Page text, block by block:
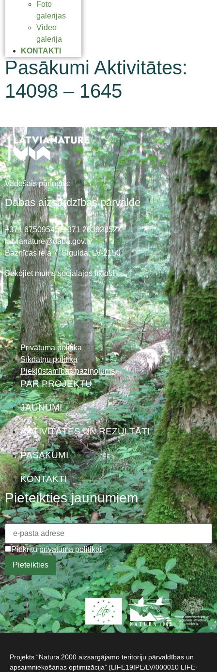
Foto
galerijas
Video
galerija
KONTAKTI
Pasākumi Aktivitātes:
14098 – 1645
Vadošais partneris:
Dabas aizsardzības pārvalde
+371 67509545,+371 26392352
latvianature@daba.gov.lv
Baznīcas iela 7, Sigulda, LV-2150
Sekojiet mums sociālajos tīklos!
Privātuma politika
Sīkdatņu politika
Piekļūstamības paziņojums
PAR PROJEKTU
JAUNUMI
AKTIVITĀTES UN REZULTĀTI
PASĀKUMI
KONTAKTI
Pieteikties jaunumiem
Piekrītuprivātuma politikai.
Projekts “Natura 2000 aizsargājamo teritoriju pārvaldības un
apsaimniekošanas optimizācija” (LIFE19IPE/LV/000010 LIFE-